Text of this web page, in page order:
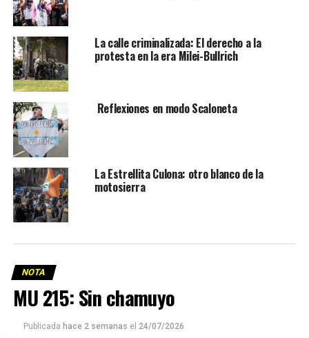
La calle criminalizada: El derecho a la
protesta en la era Milei-Bullrich
Reflexiones en modo Scaloneta
La Estrellita Culona: otro blanco de la
motosierra
NOTA
MU 215: Sin chamuyo
Publicada hace 2 semanas el 24/07/2026